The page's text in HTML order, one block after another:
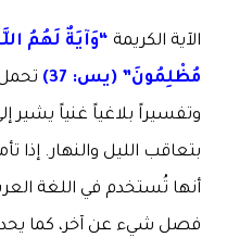
الآية الكريمة “وَآيَةٌ لَهُمُ
مُظْلِمُونَ” (يس: 37)
وتفسيراً بلاغياً غنياً يشير
بتعاقب الليل والنهار. إذا
أنها تُستخدم في اللغة
فصل شيء عن آخر، كما